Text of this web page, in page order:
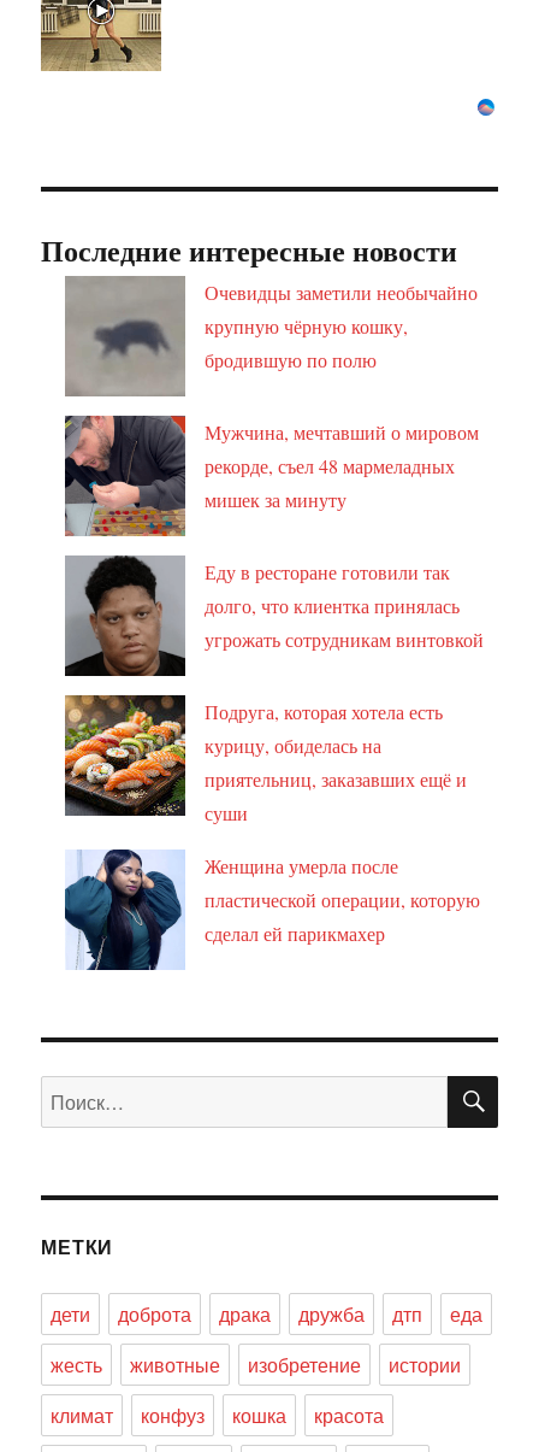
Последние интересные новости
Очевидцы заметили необычайно
крупную чёрную кошку,
бродившую по полю
Мужчина, мечтавший о мировом
рекорде, съел 48 мармеладных
мишек за минуту
Еду в ресторане готовили так
долго, что клиентка принялась
угрожать сотрудникам винтовкой
Подруга, которая хотела есть
курицу, обиделась на
приятельниц, заказавших ещё и
суши
Женщина умерла после
пластической операции, которую
сделал ей парикмахер
Искать:
МЕТКИ
дети доброта драка дружба дтп
еда
жесть
животные изобретение
истории
климат
конфуз кошка
красота